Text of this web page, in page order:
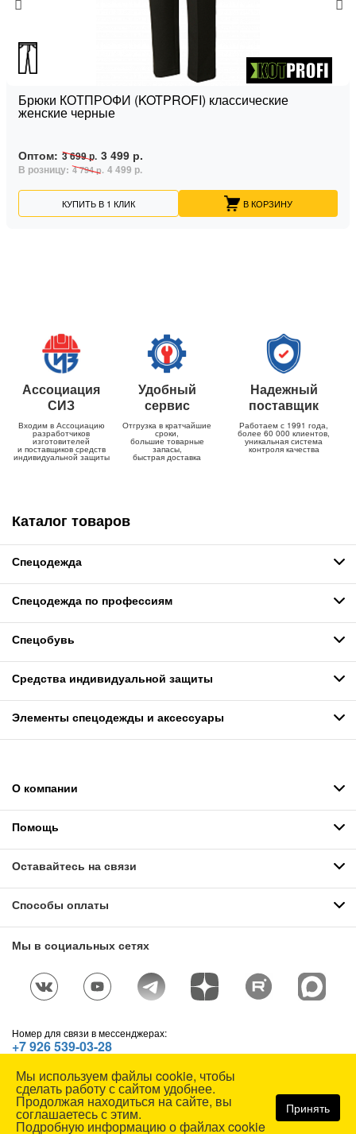
Брюки КОТПРОФИ (KOTPROFI) классические
женские черные
Оптом: 3 699 р. 3 499 р.
В розницу: 4 794 р. 4 499 р.
КУПИТЬ В 1 КЛИК В КОРЗИНУ
Ассоциация
СИЗ
Входим в Ассоциацию
разработчиков
изготовителей
и поставщиков средств
индивидуальной защиты
Удобный
сервис
Отгрузка в кратчайшие
сроки,
большие товарные
запасы,
быстрая доставка
Надежный
поставщик
Работаем с 1991 года,
более 60 000 клиентов,
уникальная система
контроля качества
Каталог товаров
Спецодежда
Спецодежда по профессиям
Спецобувь
Средства индивидуальной защиты
Элементы спецодежды и аксессуары
О компании
Помощь
Оставайтесь на связи
Способы оплаты
Мы в социальных сетях
Номер для связи в мессенджерах:
+7 926 539-03-28
© СОЮЗСПЕЦОДЕЖДА, 1991—2026. Все права защищены.
Использование материалов сайта без разрешения запрещено.
Карта сайта
Мы используем файлы cookie, чтобы
сделать работу с сайтом удобнее.
Продолжая находиться на сайте, вы
соглашаетесь с этим.
Подробную информацию о файлах cookie
Принять